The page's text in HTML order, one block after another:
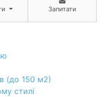
Запитати
(до 150 м2)
стилі